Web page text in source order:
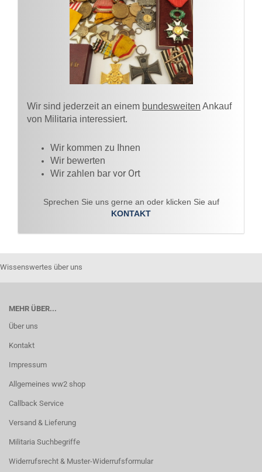
Wir sind jederzeit an einem bundesweiten Ankauf
von Militaria interessiert.
Wir kommen zu Ihnen​
Wir bewerten
Wir zahlen bar vor Ort
Sprechen Sie uns gerne an oder klicken Sie auf
KONTAKT
Wissenswertes über uns
MEHR ÜBER...
Über uns
Kontakt
Impressum
Allgemeines ww2 shop
Callback Service
Versand & Lieferung
Militaria Suchbegriffe
Widerrufsrecht & Muster-Widerrufsformular